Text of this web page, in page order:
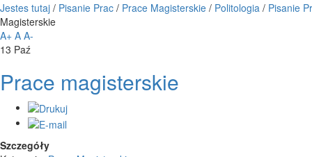
Jestes tutaj / Pisanie Prac / Prace Magisterskie / Politologia / Pisanie
Magisterskie
A+ A A-
13 Paź
Prace magisterskie
Szczegóły